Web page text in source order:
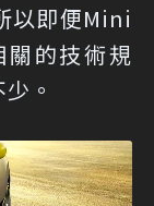
以即便Mini
的技術規
。